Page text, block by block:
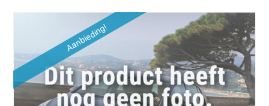
Aanbieding!